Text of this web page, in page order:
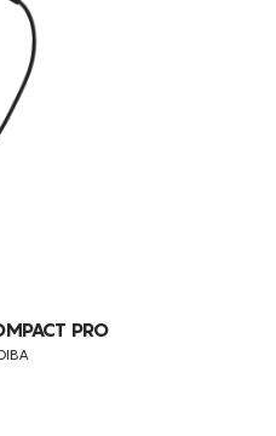
TÉCNICA
DOS TECIDOS
MUSCULAR
PRO